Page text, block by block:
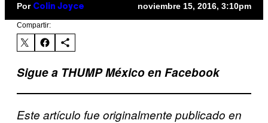
Por Colin Joyce noviembre 15, 2016, 3:10pm
Compartir:
Sigue a THUMP México en Facebook
Este artículo fue originalmente publicado en